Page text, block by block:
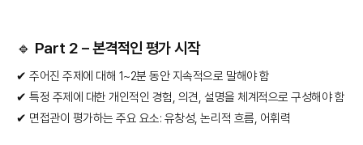
🔹 Part 2 – 본격적인 평가 시작
✔ 주어진 주제에 대해 1~2분 동안 지속적으로 말해야 함
✔ 특정 주제에 대한 개인적인 경험, 의견, 설명을 체계적으로 구성해야 함
✔ 면접관이 평가하는 주요 요소: 유창성, 논리적 흐름, 어휘력